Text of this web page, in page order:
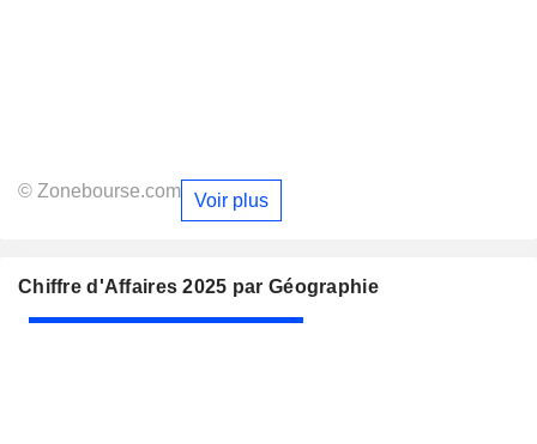
© Zonebourse.com Voir plus
Chiffre d'Affaires 2025 par Géographie